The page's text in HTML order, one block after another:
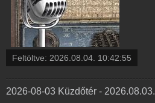
Feltöltve: 2026.08.04. 10:42:55
2026-08-03 Küzdőtér - 2026.08.03.